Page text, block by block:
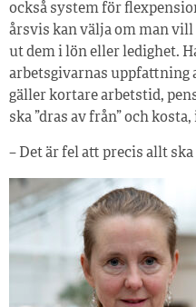
också system för
årsvis kan välja om man
ut dem i lön eller ledighet.
arbetsgivarnas uppfattning
gäller kortare arbetstid,
ska ”dras av från” och
– Det är fel att precis allt